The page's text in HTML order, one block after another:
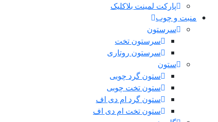
پارکت لمینت بلاکلیک
منبت و چوب
سرستون
سرستون تخت
سرستون روتاری
ستون
ستون گرد چوبی
ستون تخت چوبی
ستون گرد ام دی اف
ستون تخت ام دی اف